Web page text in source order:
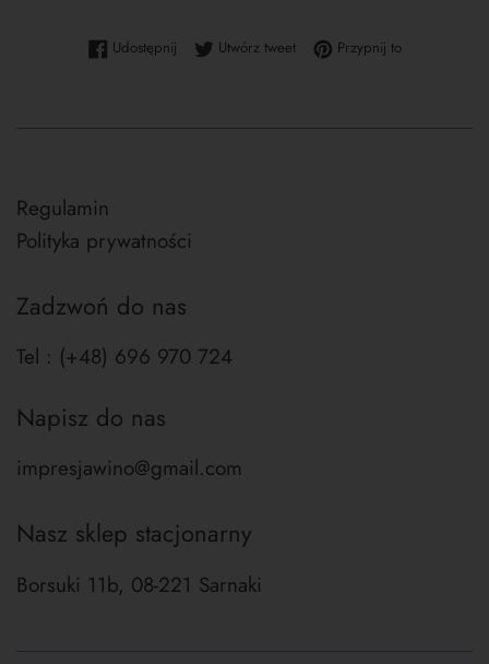
UdostępnijUdostępnij na Facebooku
Utwórz tweetTweetuj na Twitterze
Przypnij toPrzypnij do
Regulamin
Polityka prywatności
Zadzwoń do nas
Tel : (+48) 696 970 724
Napisz do nas
impresjawino@gmail.com
Nasz sklep stacjonarny
Borsuki 11b, 08-221 Sarnaki